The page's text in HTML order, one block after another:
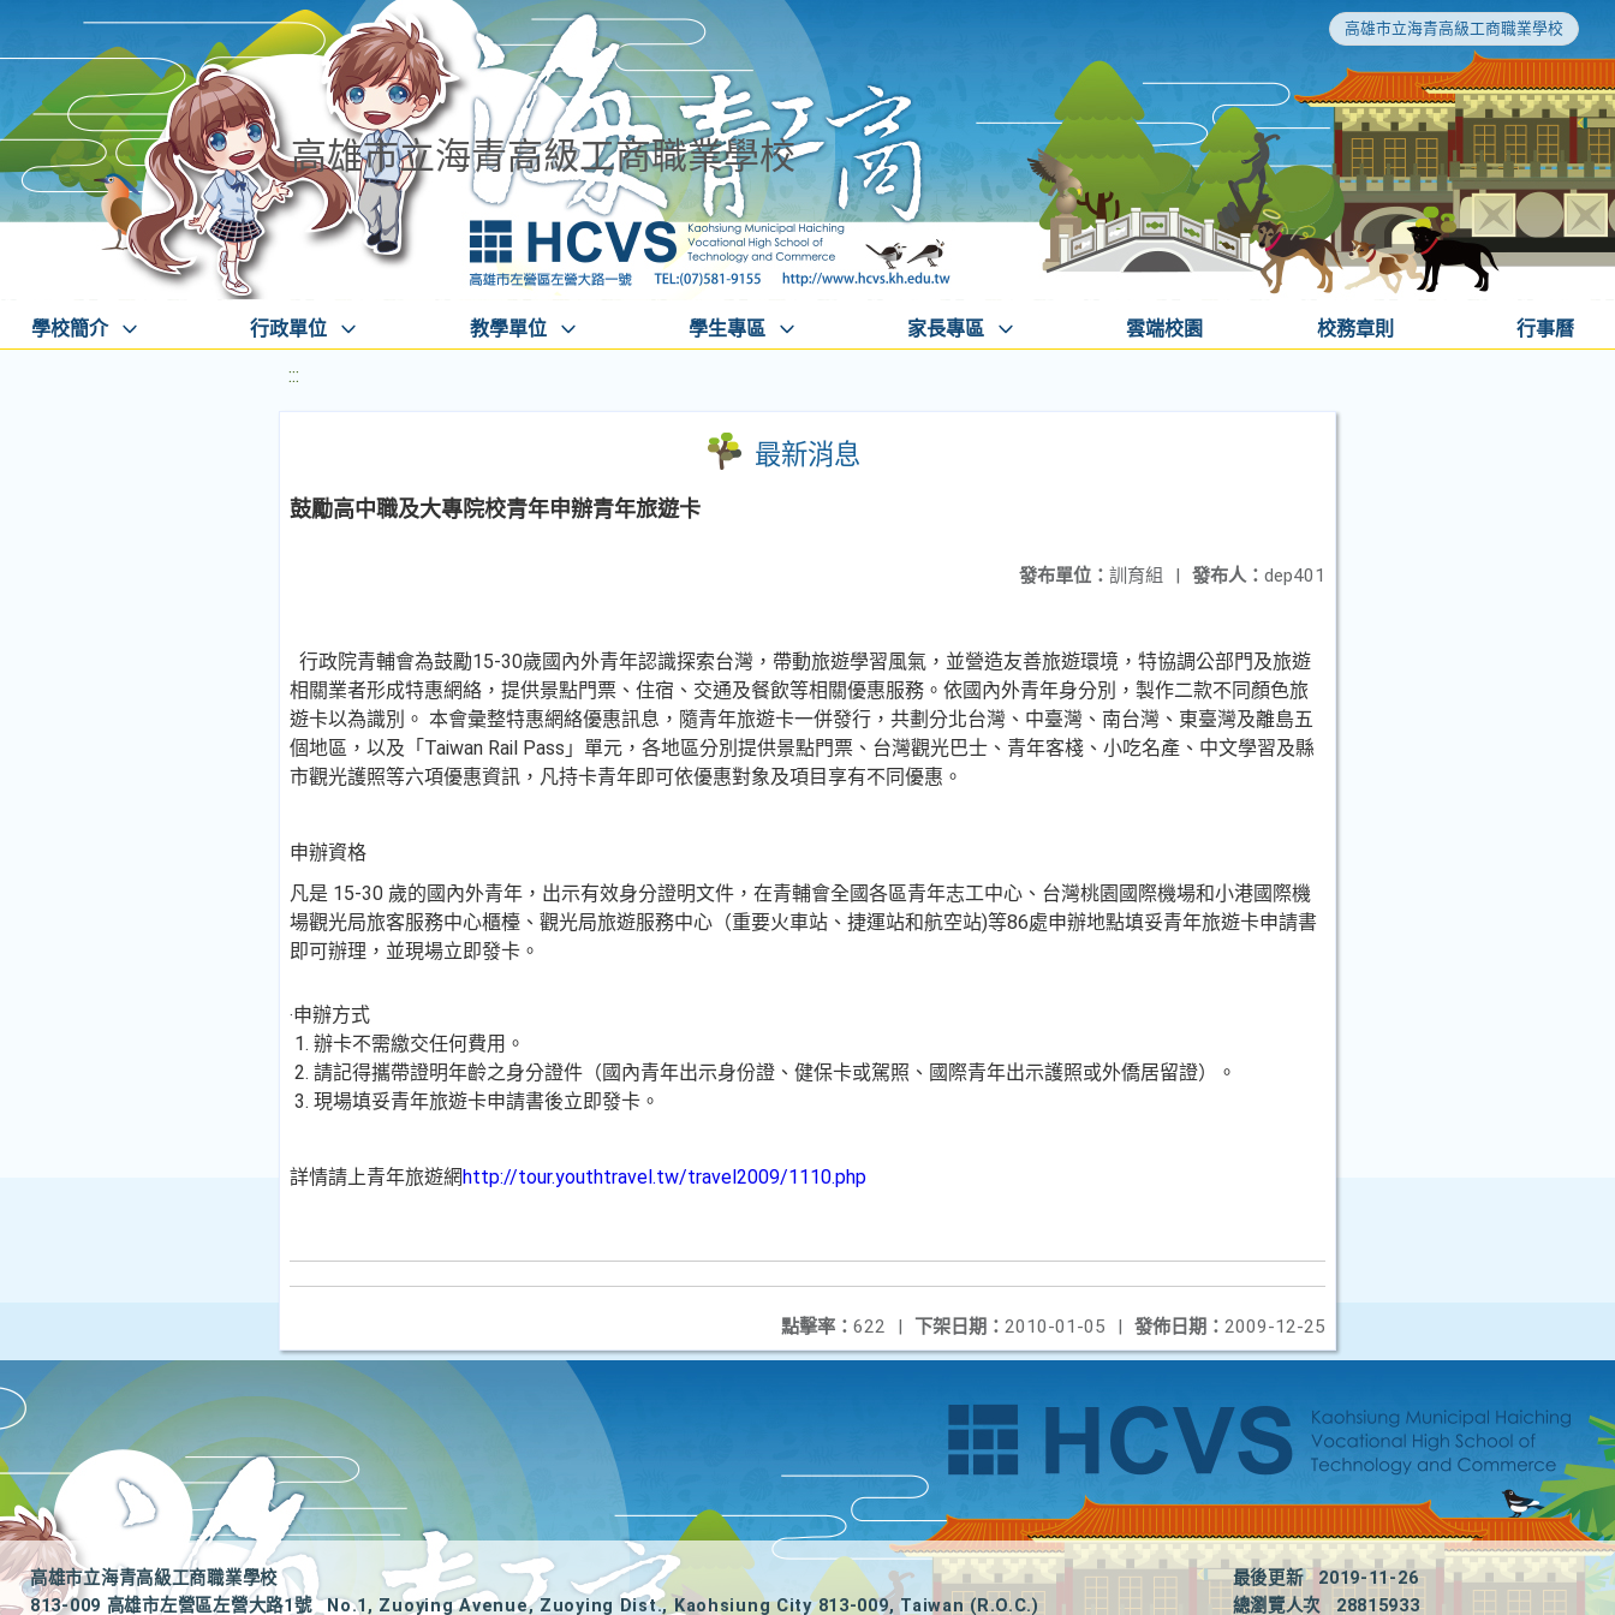
高雄市立海青高級工商職業學校
高雄市立海青高級工商職業學校
學校簡介 行政單位 教學單位 學生專區 家長專區 雲端校園 校務章則 行事曆
:::
最新消息
鼓勵高中職及大專院校青年申辦青年旅遊卡
發布人： dep401
發布單位： 訓育組 |
行政院青輔會為鼓勵15-30歲國內外青年認識探索台灣，帶動旅遊學習風氣，並營造友善旅遊環境，特協調公部門及旅遊
相關業者形成特惠網絡，提供景點門票、住宿、交通及餐飲等相關優惠服務。依國內外青年身分別，製作二款不同顏色旅
遊卡以為識別。 本會彙整特惠網絡優惠訊息，隨青年旅遊卡一併發行，共劃分北台灣、中臺灣、南台灣、東臺灣及離島五
個地區，以及「Taiwan Rail Pass」單元，各地區分別提供景點門票、台灣觀光巴士、青年客棧、小吃名產、中文學習及縣
市觀光護照等六項優惠資訊，凡持卡青年即可依優惠對象及項目享有不同優惠。
申辦資格
凡是 15-30 歲的國內外青年，出示有效身分證明文件，在青輔會全國各區青年志工中心、台灣桃園國際機場和小港國際機
場觀光局旅客服務中心櫃檯、觀光局旅遊服務中心（重要火車站、捷運站和航空站)等86處申辦地點填妥青年旅遊卡申請書
即可辦理，並現場立即發卡。
‧申辦方式
1. 辦卡不需繳交任何費用。
2. 請記得攜帶證明年齡之身分證件（國內青年出示身份證、健保卡或駕照、國際青年出示護照或外僑居留證）。
3. 現場填妥青年旅遊卡申請書後立即發卡。
詳情請上青年旅遊網http://tour.youthtravel.tw/travel2009/1110.php
發佈日期： 2009-12-25
下架日期： 2010-01-05 |
點擊率： 622 |
高雄市立海青高級工商職業學校
813-009 高雄市左營區左營大路1號
No.1, Zuoying Avenue, Zuoying Dist., Kaohsiung City 813-009, Taiwan (R.O.C.)
最後更新
2019-11-26
總瀏覽人次
28815933